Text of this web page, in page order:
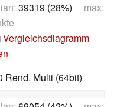
39319 (28%) max:
Vergleichsdiagramm
Rend. Multi (64bit)